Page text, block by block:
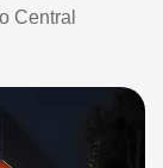
Central